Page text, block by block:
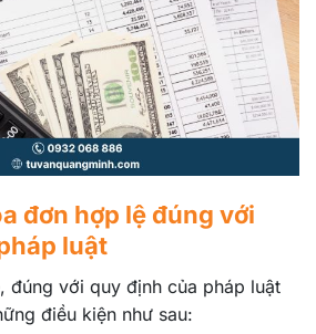
đơn hợp lệ đúng với
luật
đúng với quy định của pháp luật
điều kiện như sau: